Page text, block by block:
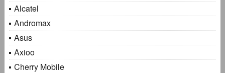
Alcatel
Andromax
Asus
Axioo
Cherry Mobile